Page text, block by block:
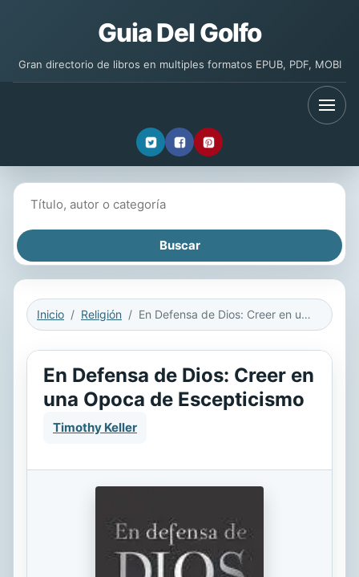
Guia Del Golfo
Gran directorio de libros en multiples formatos EPUB, PDF, MOBI
Inicio Religión En Defensa de Dios: Creer en una Opoca de Escepticismo
En Defensa de Dios: Creer en
una Opoca de Escepticismo
Timothy Keller